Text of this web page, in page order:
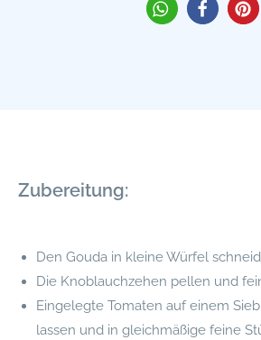
Zubereitung:
Den Gouda in kleine Würfel
Die Knoblauchzehen pellen und
Eingelegte Tomaten auf einem
lassen und in gleichmäßige feine